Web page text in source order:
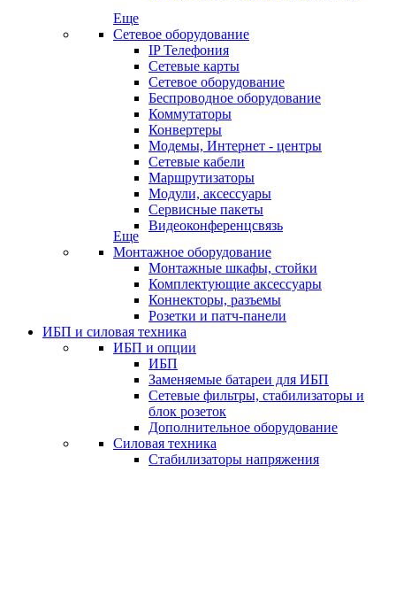
Еще
Сетевое оборудование
IP Телефония
Сетевые карты
Сетевое оборудование
Беспроводное оборудование
Коммутаторы
Конвертеры
Модемы, Интернет - центры
Сетевые кабели
Маршрутизаторы
Модули, аксессуары
Сервисные пакеты
Видеоконференцсвязь
Еще
Монтажное оборудование
Монтажные шкафы, стойки
Комплектующие аксессуары
Коннекторы, разъемы
Розетки и патч-панели
ИБП и силовая техника
ИБП и опции
ИБП
Заменяемые батареи для ИБП
Сетевые фильтры, стабилизаторы и
блок розеток
Дополнительное оборудование
Силовая техника
Стабилизаторы напряжения